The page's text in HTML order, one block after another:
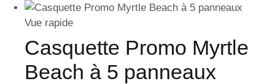
Vue rapide
Casquette Promo Myrtle
Beach à 5 panneaux